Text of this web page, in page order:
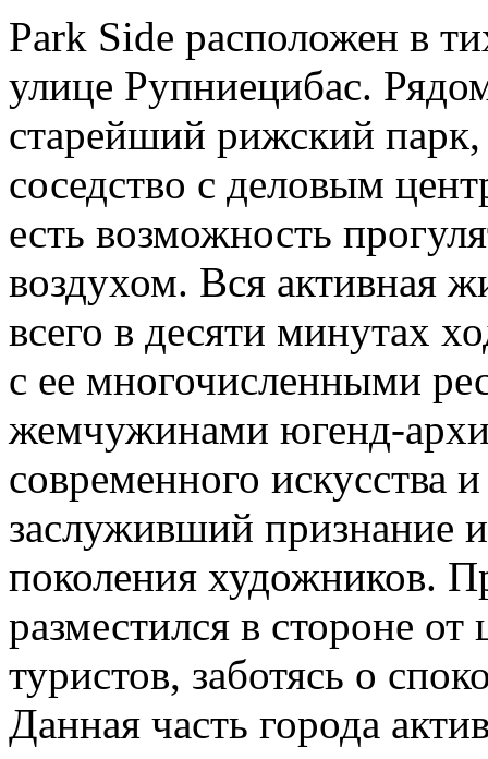
Park Side расположен в
улице Рупниецибас.
старейший рижский
соседство с деловым
есть возможность
воздухом. Вся активная
всего в десяти минутах
с ее многочисленными
жемчужинами югенд-
современного искусства
заслуживший признание
поколения художников.
разместился в стороне
туристов, заботясь о
Данная часть города